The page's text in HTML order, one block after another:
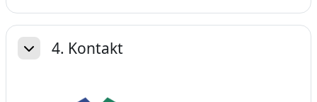
Replier4. Kontakt